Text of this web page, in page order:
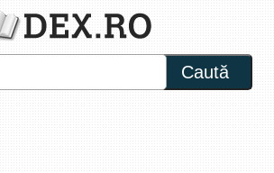
Caută